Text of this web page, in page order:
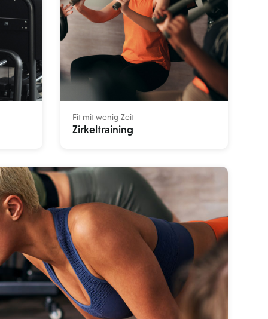
Fit mit wenig Zeit
Zirkeltraining